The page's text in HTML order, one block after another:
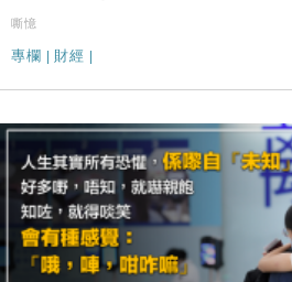
嘶憶
專欄 | 財經 |